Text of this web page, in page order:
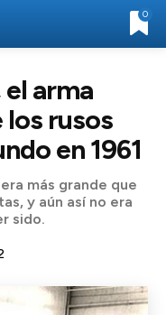
0
el arma
los rusos
en 1961
más grande que
y aún así no era
sido.